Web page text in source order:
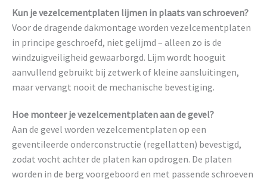
Kun je vezelcementplaten lijmen in plaats van schroeven?
Voor de dragende dakmontage worden vezelcementplaten
in principe geschroefd, niet gelijmd – alleen zo is de
windzuigveiligheid gewaarborgd. Lijm wordt hooguit
aanvullend gebruikt bij zetwerk of kleine aansluitingen,
maar vervangt nooit de mechanische bevestiging.
Hoe monteer je vezelcementplaten aan de gevel?
Aan de gevel worden vezelcementplaten op een
geventileerde onderconstructie (regellatten) bevestigd,
zodat vocht achter de platen kan opdrogen. De platen
worden in de berg voorgeboord en met passende schroeven